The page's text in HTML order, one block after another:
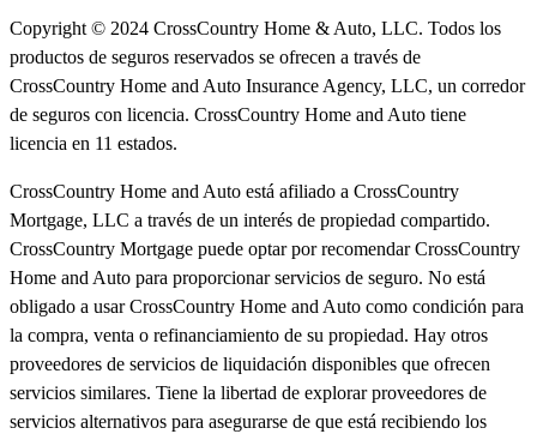
Copyright © 2024 CrossCountry Home & Auto, LLC. Todos los
productos de seguros reservados se ofrecen a través de
CrossCountry Home and Auto Insurance Agency, LLC, un corredor
de seguros con licencia. CrossCountry Home and Auto tiene
licencia en 11 estados.
CrossCountry Home and Auto está afiliado a CrossCountry
Mortgage, LLC a través de un interés de propiedad compartido.
CrossCountry Mortgage puede optar por recomendar CrossCountry
Home and Auto para proporcionar servicios de seguro. No está
obligado a usar CrossCountry Home and Auto como condición para
la compra, venta o refinanciamiento de su propiedad. Hay otros
proveedores de servicios de liquidación disponibles que ofrecen
servicios similares. Tiene la libertad de explorar proveedores de
servicios alternativos para asegurarse de que está recibiendo los